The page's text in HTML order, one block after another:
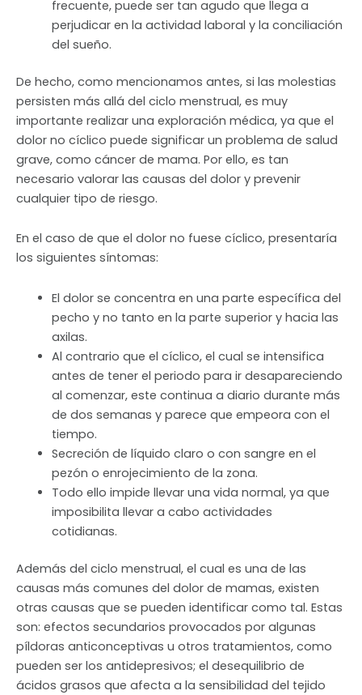
frecuente, puede ser tan agudo que llega a
perjudicar en la actividad laboral y la conciliación
del sueño.
De hecho, como mencionamos antes, si las molestias
persisten más allá del ciclo menstrual, es muy
importante realizar una exploración médica, ya que el
dolor no cíclico puede significar un problema de salud
grave, como cáncer de mama. Por ello, es tan
necesario valorar las causas del dolor y prevenir
cualquier tipo de riesgo.
En el caso de que el dolor no fuese cíclico, presentaría
los siguientes síntomas:
El dolor se concentra en una parte específica del
pecho y no tanto en la parte superior y hacia las
axilas.
Al contrario que el cíclico, el cual se intensifica
antes de tener el periodo para ir desapareciendo
al comenzar, este continua a diario durante más
de dos semanas y parece que empeora con el
tiempo.
Secreción de líquido claro o con sangre en el
pezón o enrojecimiento de la zona.
Todo ello impide llevar una vida normal, ya que
imposibilita llevar a cabo actividades
cotidianas.
Además del ciclo menstrual, el cual es una de las
causas más comunes del dolor de mamas, existen
otras causas que se pueden identificar como tal. Estas
son: efectos secundarios provocados por algunas
píldoras anticonceptivas u otros tratamientos, como
pueden ser los antidepresivos; el desequilibrio de
ácidos grasos que afecta a la sensibilidad del tejido